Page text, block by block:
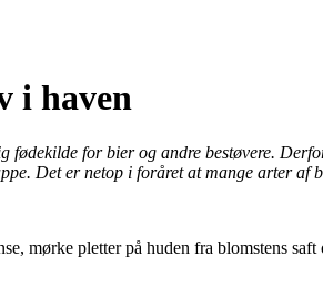
i haven
for bier og andre bestøvere.
Det er netop i foråret at mange arter af
mørke pletter på huden fra blomstens